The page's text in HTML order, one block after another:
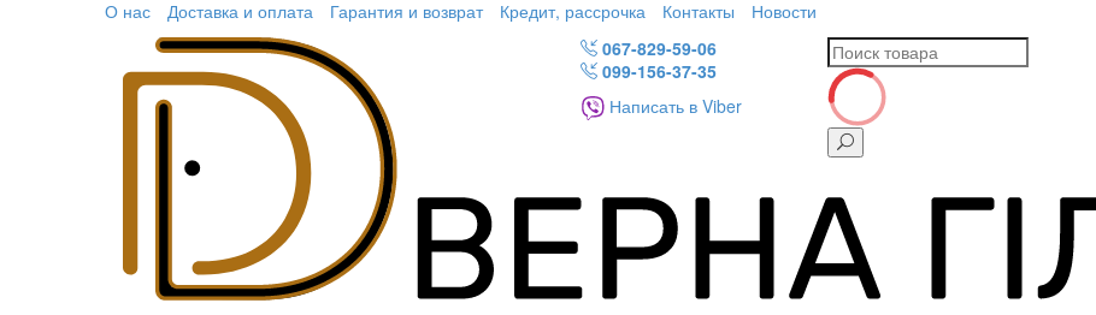
О нас Доставка и оплата Гарантия и возврат Кредит, рассрочка Контакты Новости
067-829-59-06
099-156-37-35
Написать в Viber